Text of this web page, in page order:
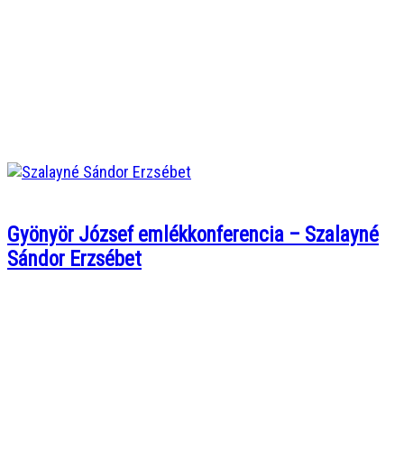
Gyönyör József emlékkonferencia – Szalayné
Sándor Erzsébet